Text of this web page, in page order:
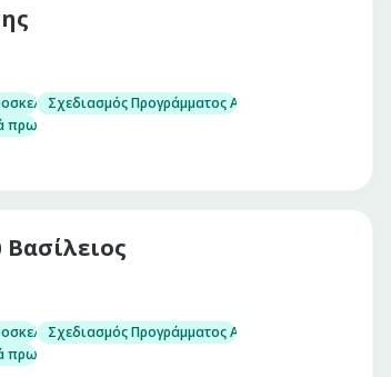
προβλημάτων
Σχεδιασμός Προγράμματος Αποκατάστασης
πρωτόκολα
προβλημάτων
Σχεδιασμός Προγράμματος Αποκατάστασης
πρωτόκολα